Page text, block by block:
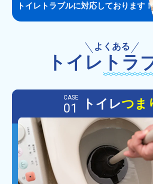
トイレトラブルに対応しております！
よくある
トイレ トラ
CASE
01 トイレつま